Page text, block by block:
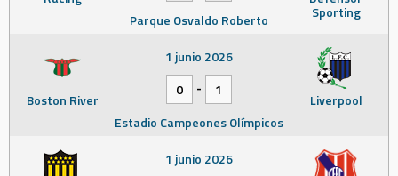
Sporting
Parque Osvaldo Roberto
Boston River Liverpool
1 junio 2026
0
-
1
Estadio Campeones Olímpicos
1 junio 2026